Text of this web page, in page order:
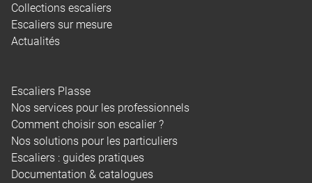
Collections escaliers
Escaliers sur mesure
Actualités
Escaliers Plasse
Nos services pour les professionnels
Comment choisir son escalier ?
Nos solutions pour les particuliers
Escaliers : guides pratiques
Documentation & catalogues